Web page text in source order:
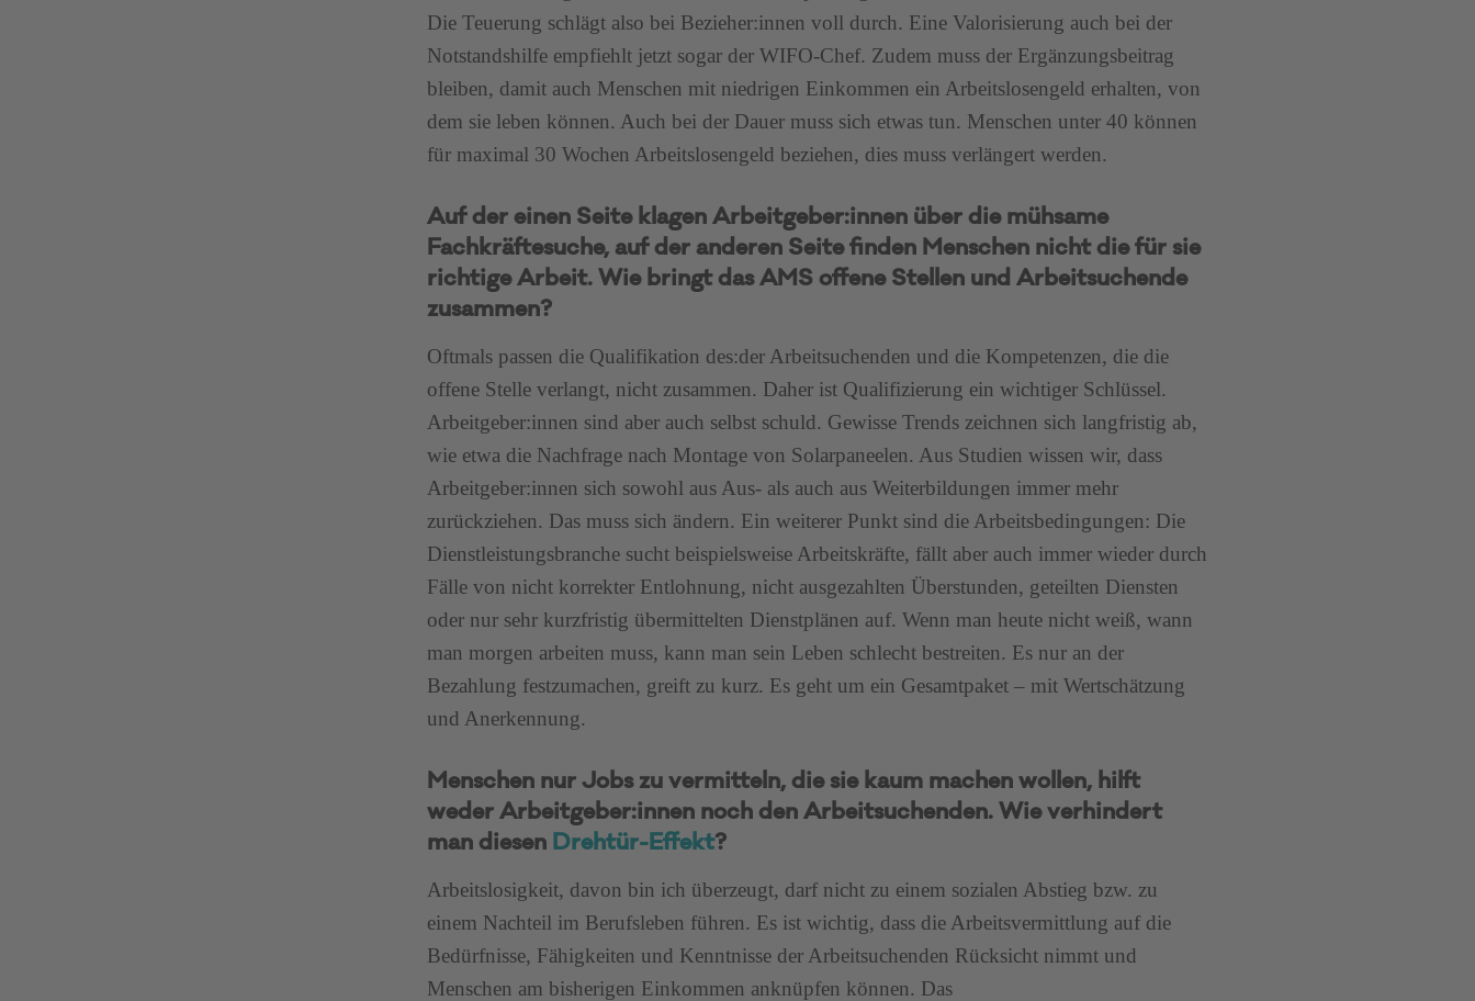
Die Teuerung schlägt also bei Bezieher:innen voll durch. Eine Valorisierung auch bei der
Notstandshilfe empfiehlt jetzt sogar der WIFO-Chef. Zudem muss der Ergänzungsbeitrag
bleiben, damit auch Menschen mit niedrigen Einkommen ein Arbeitslosengeld erhalten, von
dem sie leben können. Auch bei der Dauer muss sich etwas tun. Menschen unter 40 können
für maximal 30 Wochen Arbeitslosengeld beziehen, dies muss verlängert werden.
Auf der einen Seite klagen Arbeitgeber:innen über die mühsame
Fachkräftesuche, auf der anderen Seite finden Menschen nicht die für sie
richtige Arbeit. Wie bringt das AMS offene Stellen und Arbeitsuchende
zusammen?
Oftmals passen die Qualifikation des:der Arbeitsuchenden und die Kompetenzen, die die
offene Stelle verlangt, nicht zusammen. Daher ist Qualifizierung ein wichtiger Schlüssel.
Arbeitgeber:innen sind aber auch selbst schuld. Gewisse Trends zeichnen sich langfristig ab,
wie etwa die Nachfrage nach Montage von Solarpaneelen. Aus Studien wissen wir, dass
Arbeitgeber:innen sich sowohl aus Aus- als auch aus Weiterbildungen immer mehr
zurückziehen. Das muss sich ändern. Ein weiterer Punkt sind die Arbeitsbedingungen: Die
Dienstleistungsbranche sucht beispielsweise Arbeitskräfte, fällt aber auch immer wieder durch
Fälle von nicht korrekter Entlohnung, nicht ausgezahlten Überstunden, geteilten Diensten
oder nur sehr kurzfristig übermittelten Dienstplänen auf. Wenn man heute nicht weiß, wann
man morgen arbeiten muss, kann man sein Leben schlecht bestreiten. Es nur an der
Bezahlung festzumachen, greift zu kurz. Es geht um ein Gesamtpaket – mit Wertschätzung
und Anerkennung.
Menschen nur Jobs zu vermitteln, die sie kaum machen wollen, hilft
weder Arbeitgeber:innen noch den Arbeitsuchenden. Wie verhindert
man diesen Drehtür-Effekt?
Arbeitslosigkeit, davon bin ich überzeugt, darf nicht zu einem sozialen Abstieg bzw. zu
einem Nachteil im Berufsleben führen. Es ist wichtig, dass die Arbeitsvermittlung auf die
Bedürfnisse, Fähigkeiten und Kenntnisse der Arbeitsuchenden Rücksicht nimmt und
Menschen am bisherigen Einkommen anknüpfen können. Das